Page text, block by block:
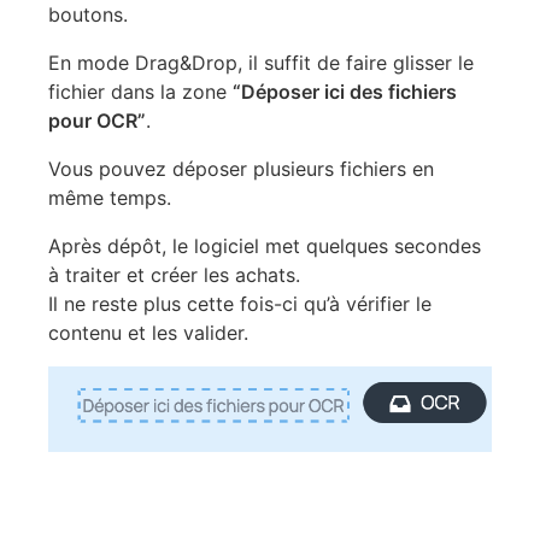
boutons.
En mode Drag&Drop, il suffit de faire glisser le
fichier dans la zone “Déposer ici des fichiers
pour OCR”.
Vous pouvez déposer plusieurs fichiers en
même temps.
Après dépôt, le logiciel met quelques secondes
à traiter et créer les achats.
Il ne reste plus cette fois-ci qu’à vérifier le
contenu et les valider.